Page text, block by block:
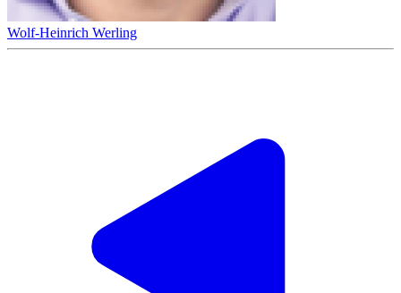
Wolf-Heinrich Werling